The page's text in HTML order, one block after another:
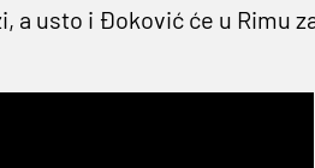
a usto i Đoković će u Rimu